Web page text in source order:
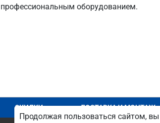
оборудованием.
СКИДКИ ДОСТАВКА И МОНТАЖ
Продолжая пользоваться сайтом,